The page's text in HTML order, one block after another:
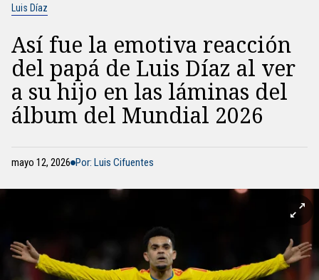
Luis Díaz
Así fue la emotiva reacción
del papá de Luis Díaz al ver
a su hijo en las láminas del
álbum del Mundial 2026
mayo 12, 2026 Por: Luis Cifuentes